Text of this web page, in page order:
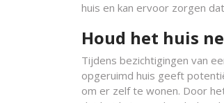
huis en kan ervoor zorgen
Houd het huis
Tijdens bezichtigingen van
opgeruimd huis geeft
om er zelf te wonen. Door